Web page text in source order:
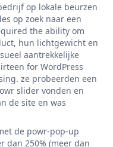
op lokale beurzen
op zoek naar een
the ability om
hun lichtgewicht en
aantrekkelijke
for WordPress
ze probeerden een
slider vonden en
de site en was
de powr-pop-up
dan 250% (meer dan